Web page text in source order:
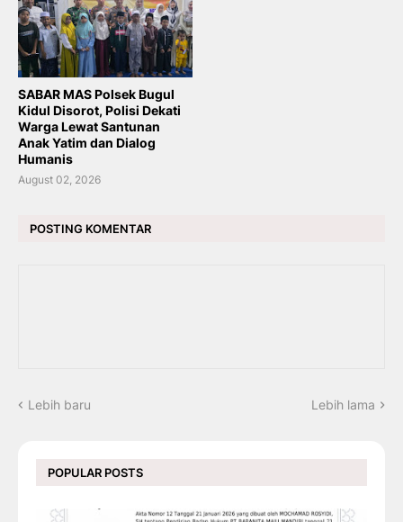
SABAR MAS Polsek Bugul
Kidul Disorot, Polisi Dekati
Warga Lewat Santunan
Anak Yatim dan Dialog
Humanis
August 02, 2026
POSTING KOMENTAR
Lebih baru Lebih lama
POPULAR POSTS